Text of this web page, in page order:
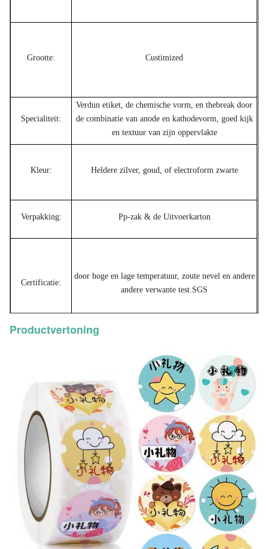
Grootte: Custimized
Specialiteit:
Verdun etiket, de chemische vorm, en thebreak door
de combinatie van anode en kathodevorm, goed kijk
en textuur van zijn oppervlakte
Kleur: Heldere zilver, goud, of electroform zwarte
Verpakking: Pp-zak & de Uitvoerkarton
Certificatie:
door hoge en lage temperatuur, zoute nevel en andere
andere verwante test.SGS
Ja
MOQ: 1000pcs
Betaling: T/T, L/C, paypal Western Union,
Levertijd: 7-10 dagen na betaling
Productvertoning